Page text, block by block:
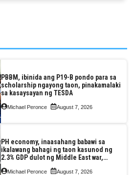
PBBM, ibinida ang P19-B pondo para sa
scholarship ngayong taon, pinakamalaki
sa kasaysayan ng TESDA
Michael Peronce August 7, 2026
PH economy, inaasahang babawi sa
ikalawang bahagi ng taon kasunod ng
2.3% GDP dulot ng Middle East war,
pagkaantala ng public construction
Michael Peronce August 7, 2026